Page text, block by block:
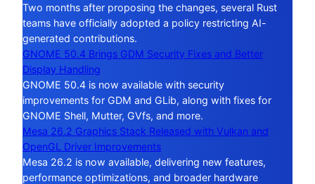
Two months after proposing the changes, several Rust
teams have officially adopted a policy restricting AI-
generated contributions.
GNOME 50.4 Brings GDM Security Fixes and Better
Display Handling
GNOME 50.4 is now available with security
improvements for GDM and GLib, along with fixes for
GNOME Shell, Mutter, GVfs, and more.
Mesa 26.2 Graphics Stack Released with Vulkan and
OpenGL Driver Improvements
Mesa 26.2 is now available, delivering new features,
performance optimizations, and broader hardware